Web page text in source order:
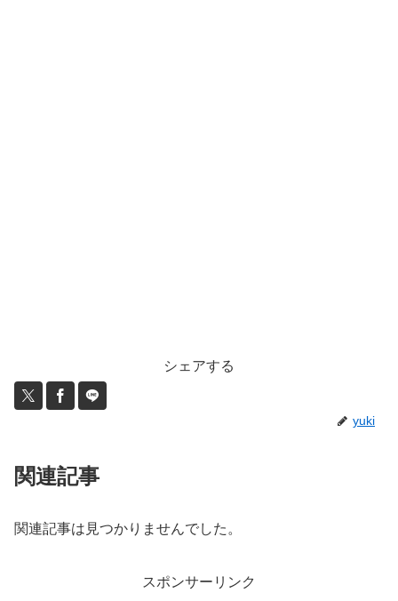
シェアする
yuki
関連記事
関連記事は見つかりませんでした。
スポンサーリンク